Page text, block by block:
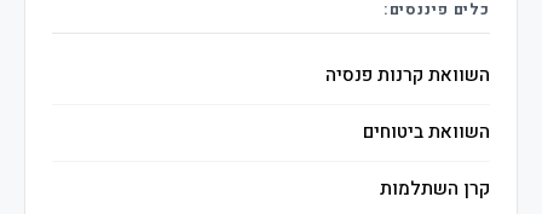
כלים פיננסים:
השוואת קרנות פנסיה
השוואת ביטוחים
קרן השתלמות